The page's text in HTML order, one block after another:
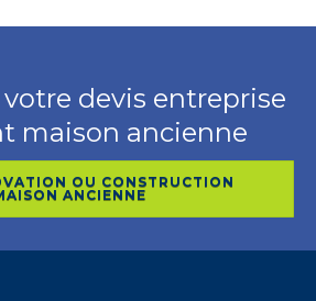
devis entreprise
maison ancienne
OU CONSTRUCTION
ANCIENNE